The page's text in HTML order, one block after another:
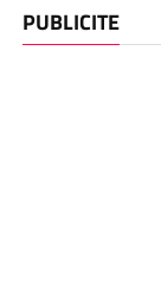
PUBLICITE